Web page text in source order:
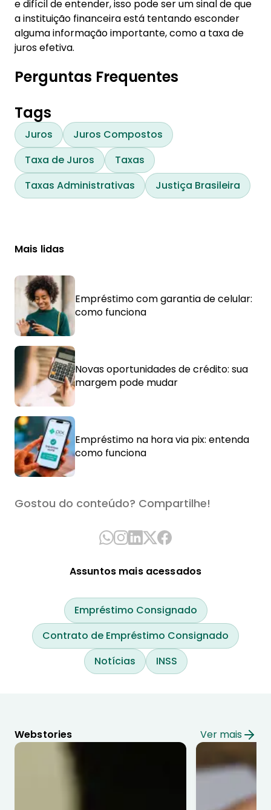
e difícil de entender, isso pode ser um sinal de que
a instituição financeira está tentando esconder
alguma informação importante, como a taxa de
juros efetiva.
Perguntas Frequentes
Tags
Juros
Juros Compostos
Taxa de Juros
Taxas
Taxas Administrativas
Justiça Brasileira
Mais lidas
Empréstimo com garantia de celular:
como funciona
Novas oportunidades de crédito: sua
margem pode mudar
Empréstimo na hora via pix: entenda
como funciona
Gostou do conteúdo? Compartilhe!
Assuntos mais acessados
Empréstimo Consignado
Contrato de Empréstimo Consignado
Notícias
INSS
Webstories Ver mais